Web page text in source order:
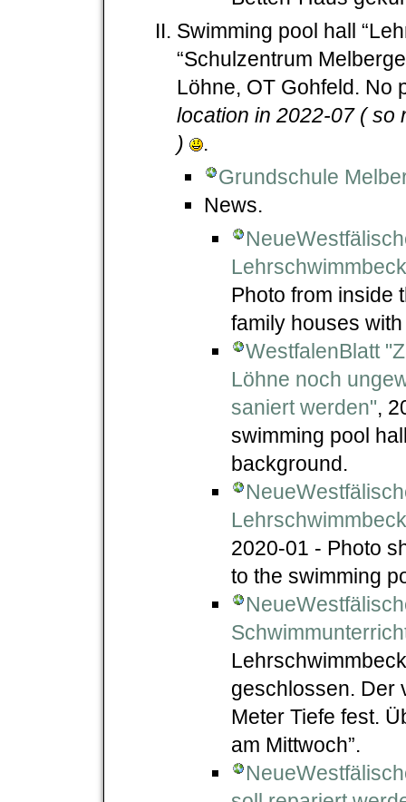
Swimming pool hall
“Schulzentrum
Löhne, OT Gohfeld. No
location in 2022-07 ( so
)
.
Grundschule
News.
Photo from inside
family houses
WestfalenBlatt
Löhne noch
saniert werden",
swimming pool
background.
2020-01 - Photo
to the swimming
geschlossen. Der
Meter Tiefe fest.
am Mittwoch”.